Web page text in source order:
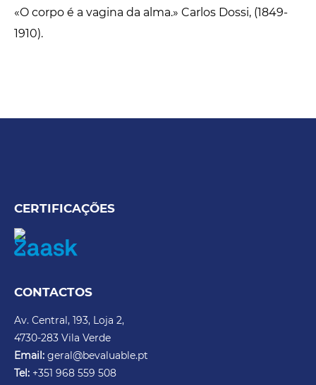
«O corpo é a vagina da alma.» Carlos Dossi, (1849-
1910).
CERTIFICAÇÕES
CONTACTOS
Av. Central, 193, Loja 2,
4730-283 Vila Verde
Email: geral@bevaluable.pt
Tel: +351 968 559 508